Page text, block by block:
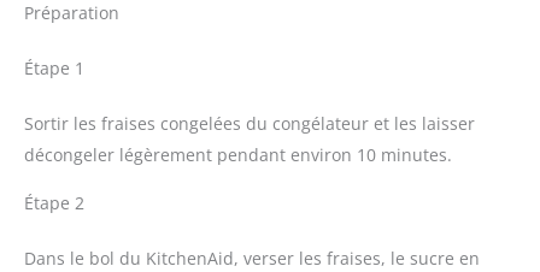
Préparation
Étape 1
Sortir les fraises congelées du congélateur et les laisser
décongeler légèrement pendant environ 10 minutes.
Étape 2
Dans le bol du KitchenAid, verser les fraises, le sucre en